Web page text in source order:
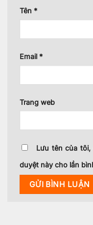
Tên *
Email *
Trang web
Lưu tên của
duyệt này cho lần